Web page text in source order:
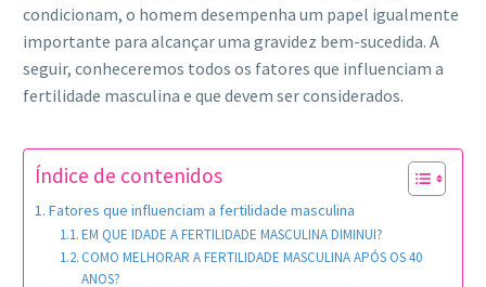
condicionam, o homem desempenha um papel igualmente
importante para alcançar uma gravidez bem-sucedida. A
seguir, conheceremos todos os fatores que influenciam a
fertilidade masculina e que devem ser considerados.
Índice de contenidos
Fatores que influenciam a fertilidade masculina
EM QUE IDADE A FERTILIDADE MASCULINA DIMINUI?
COMO MELHORAR A FERTILIDADE MASCULINA APÓS OS 40
ANOS?